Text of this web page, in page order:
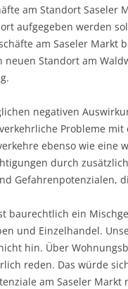
am Standort Saseler
aufgegeben werden
am Saseler Markt
neuen Standort am
negativen
Probleme
ebenso wie eine
durch
Gefahrenpotenzialen,
baurechtlich ein
und Einzelhandel.
hin. Über
reden. Das würde
am Saseler